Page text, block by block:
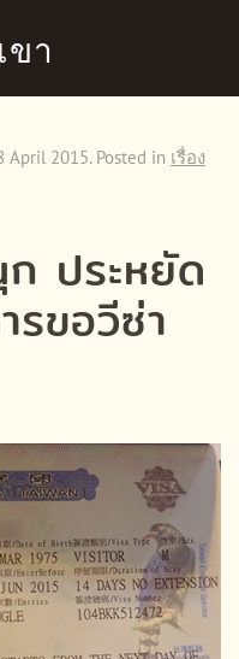
า
April 2015. Posted in เรื่อง
ประหยัด
ขอวีซ่า